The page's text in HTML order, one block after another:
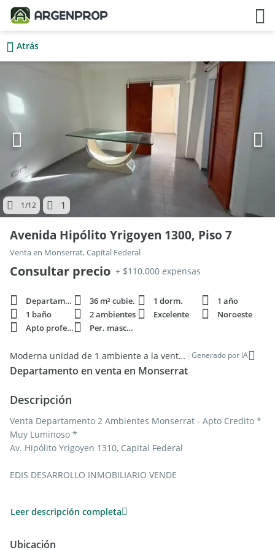
Atrás
1/12 1
Avenida Hipólito Yrigoyen 1300, Piso 7
Venta en Monserrat, Capital Federal
Consultar precio + $110.000 expensas
Departamento 36 m² cubie. 1 dorm.
1 año
1 baño
2 ambientes Excelente
Noroeste
Apto profesi.
Per. mascota
Moderna unidad de 1 ambiente a la venta en Monserrat | Generado por IA
Departamento en venta en Monserrat
Descripción
Venta Departamento 2 Ambientes Monserrat - Apto Credito *
Muy Luminoso *
Av. Hipólito Yrigoyen 1310, Capital Federal
EDIS DESARROLLO INMOBILIARIO VENDE
* 2 ambientes
Leer descripción completa
Ubicación